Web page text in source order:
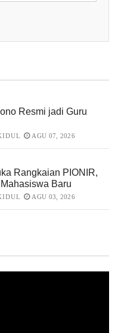
Resmi jadi Guru
AGU 07, 2026
Rangkaian PIONIR,
Baru
AGU 03, 2026